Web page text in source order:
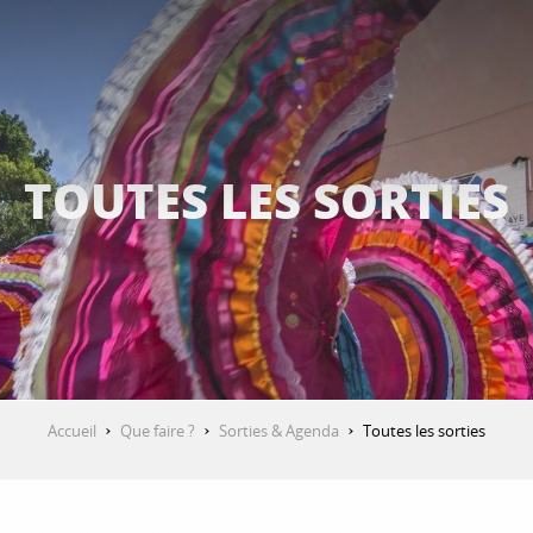
TOUTES LES SORTIES
Accueil Que faire ? Sorties & Agenda Toutes les sorties